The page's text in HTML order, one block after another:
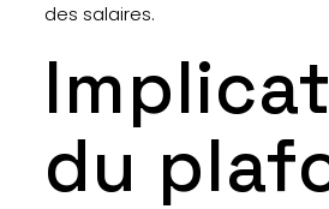
des salaires.
du